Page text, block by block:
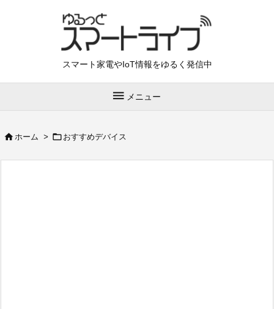
スマート家電やIoT情報をゆるく発信中
 メニュー
 ホーム >  おすすめデバイス